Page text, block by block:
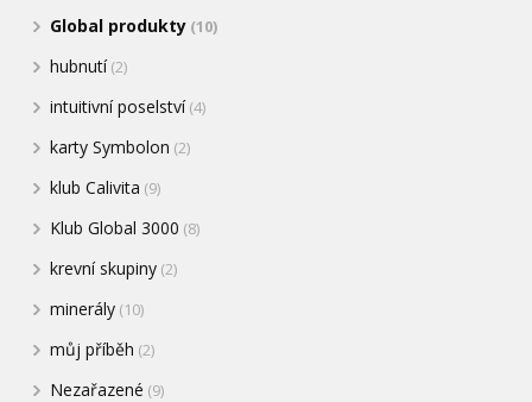
Global produkty (10)
hubnutí(2)
intuitivní poselství(4)
karty Symbolon (2)
klub Calivita (9)
Klub Global 3000 (8)
krevní skupiny (2)
minerály (10)
můj příběh (2)
Nezařazené (9)